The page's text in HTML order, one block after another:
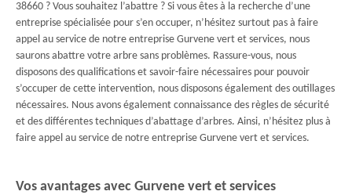
38660 ? Vous souhaitez l’abattre ? Si vous êtes à la recherche d’une
entreprise spécialisée pour s’en occuper, n’hésitez surtout pas à faire
appel au service de notre entreprise Gurvene vert et services, nous
saurons abattre votre arbre sans problèmes. Rassure-vous, nous
disposons des qualifications et savoir-faire nécessaires pour pouvoir
s’occuper de cette intervention, nous disposons également des outillages
nécessaires. Nous avons également connaissance des règles de sécurité
et des différentes techniques d’abattage d’arbres. Ainsi, n’hésitez plus à
faire appel au service de notre entreprise Gurvene vert et services.
Vos avantages avec Gurvene vert et services